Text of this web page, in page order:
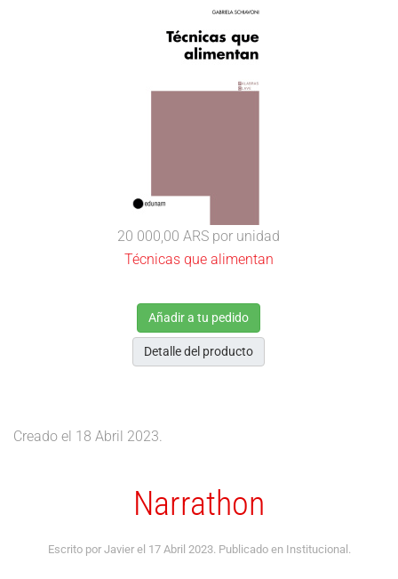
20 000,00 ARS por unidad
Técnicas que alimentan
Añadir a tu pedido
Detalle del producto
Creado el 18 Abril 2023.
Narrathon
Escrito por Javier el 17 Abril 2023. Publicado en Institucional .